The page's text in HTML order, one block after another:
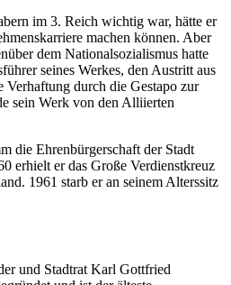
im 3. Reich wichtig war, hätte er
machen können. Aber
dem Nationalsozialismus hatte
seines Werkes, den Austritt aus
durch die Gestapo zur
sein Werk von den Alliierten
die Ehrenbürgerschaft der Stadt
erhielt er das Große Verdienstkreuz
1961 starb er an seinem Alterssitz
und Stadtrat Karl Gottfried